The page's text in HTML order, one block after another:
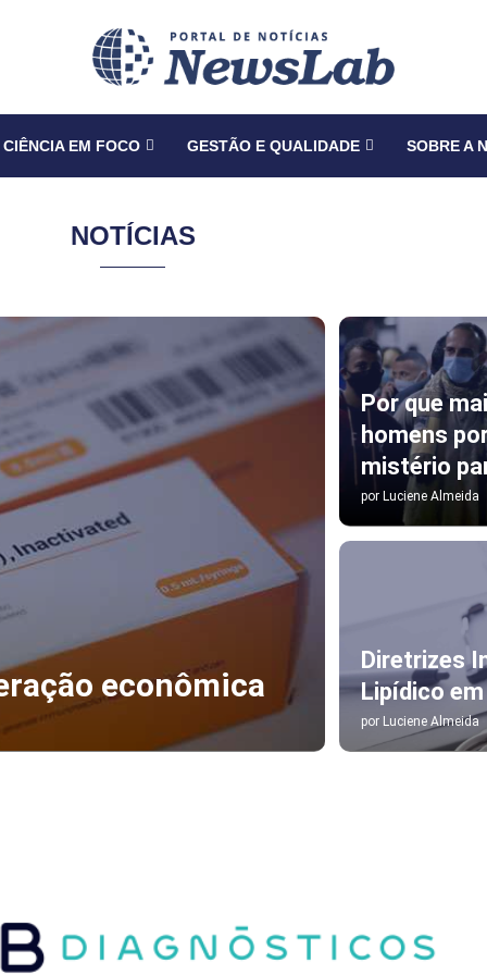
CIÊNCIA EM FOCO GESTÃO E QUALIDADE SOBRE A
NOTÍCIAS
econômica
Por que
homens
mistério
por Luciene Almeida
Diretrizes
Lipídico
por Luciene Almeida